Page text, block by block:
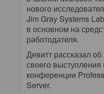
нового
Jim Gray Systems
в основном на
работодателя.
Девитт рассказал
своего
конференции
Server.